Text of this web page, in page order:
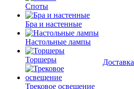
Споты
Бра и настенные
Настольные лампы
Торшеры
Трековое освещение
Доставка